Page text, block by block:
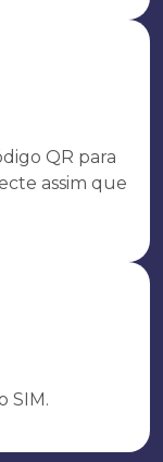
QR para
assim que
SIM.